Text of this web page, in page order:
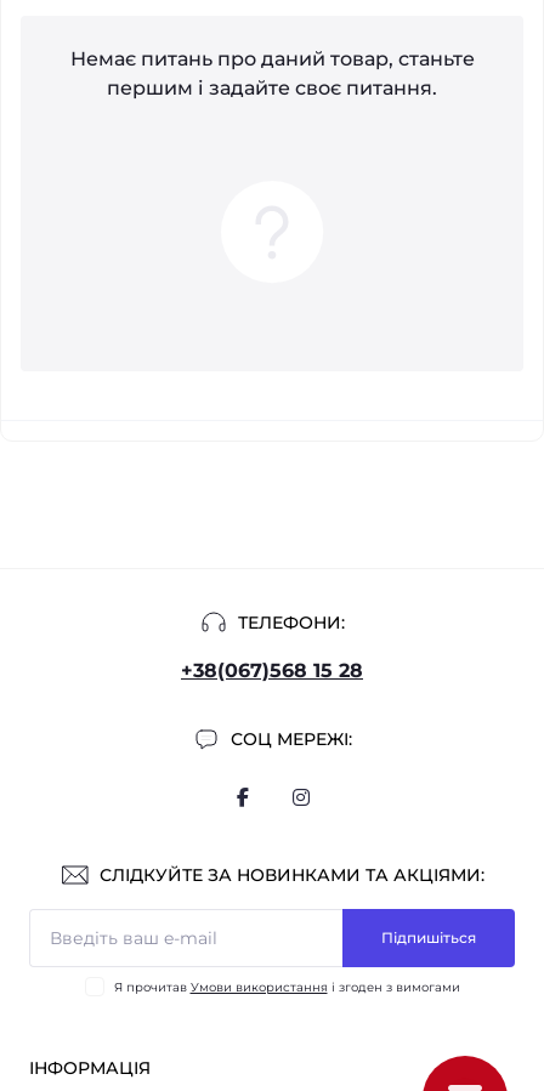
Немає питань про даний товар, станьте
першим і задайте своє питання.
ТЕЛЕФОНИ:
+38(067)568 15 28
СОЦ МЕРЕЖІ:
СЛІДКУЙТЕ ЗА НОВИНКАМИ ТА АКЦІЯМИ:
Підпишіться
Я прочитав Умови використання і згоден з вимогами
ІНФОРМАЦІЯ